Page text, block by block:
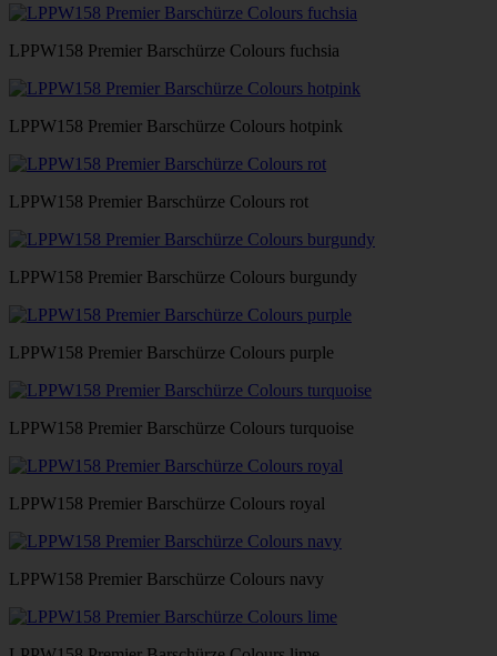
LPPW158 Premier Barschürze Colours fuchsia
LPPW158 Premier Barschürze Colours hotpink
LPPW158 Premier Barschürze Colours rot
LPPW158 Premier Barschürze Colours burgundy
LPPW158 Premier Barschürze Colours purple
LPPW158 Premier Barschürze Colours turquoise
LPPW158 Premier Barschürze Colours royal
LPPW158 Premier Barschürze Colours navy